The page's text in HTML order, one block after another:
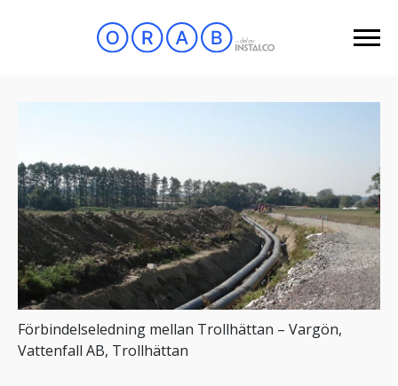
Förbindelseledning mellan Trollhättan – Vargön,
Vattenfall AB, Trollhättan